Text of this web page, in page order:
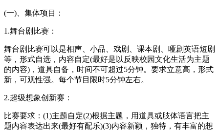
(一)、集体项目：
1.舞台剧比赛：
舞台剧比赛可以是相声、小品、戏剧、课本剧、哑剧英语短剧
等，形式自选，内容自定(最好是以反映校园文化生活为主题
的内容)，道具自备，时间不可超过5分钟。要求立意高，形式
新，可观性强。每个节目限时5分钟左右。
2.超级想象创新赛：
比赛要求：(1)主题自定(2)根据主题，用道具或肢体语言把主
题内容表达出来(最好有配乐)(3)内容新颖，独特，有丰富的想